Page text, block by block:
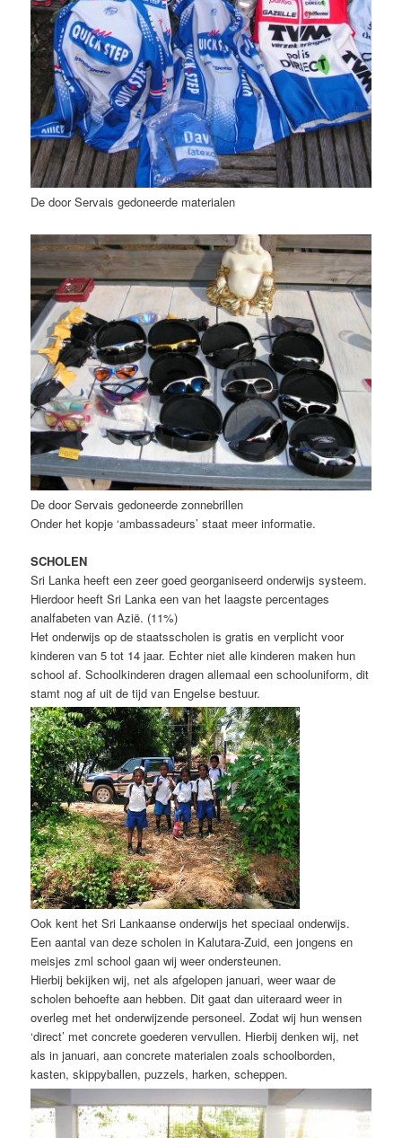
De door Servais gedoneerde materialen
De door Servais gedoneerde zonnebrillen
Onder het kopje ‘ambassadeurs’ staat meer informatie.
SCHOLEN
Sri Lanka heeft een zeer goed georganiseerd onderwijs systeem.
Hierdoor heeft Sri Lanka een van het laagste percentages
analfabeten van Azië. (11%)
Het onderwijs op de staatsscholen is gratis en verplicht voor
kinderen van 5 tot 14 jaar. Echter niet alle kinderen maken hun
school af. Schoolkinderen dragen allemaal een schooluniform, dit
stamt nog af uit de tijd van Engelse bestuur.
Ook kent het Sri Lankaanse onderwijs het speciaal onderwijs.
Een aantal van deze scholen in Kalutara-Zuid, een jongens en
meisjes zml school gaan wij weer ondersteunen.
Hierbij bekijken wij, net als afgelopen januari, weer waar de
scholen behoefte aan hebben. Dit gaat dan uiteraard weer in
overleg met het onderwijzende personeel. Zodat wij hun wensen
‘direct’ met concrete goederen vervullen. Hierbij denken wij, net
als in januari, aan concrete materialen zoals schoolborden,
kasten, skippyballen, puzzels, harken, scheppen.